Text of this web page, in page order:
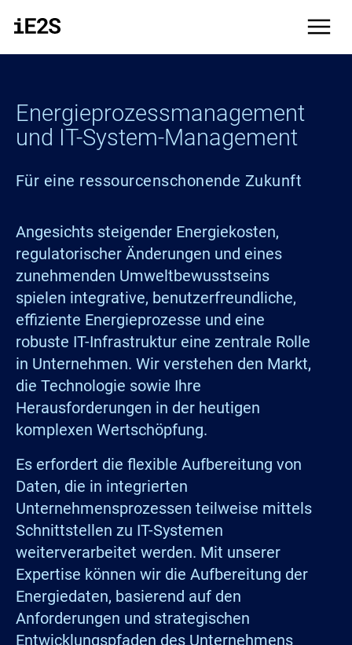
menu
Energieprozessmanagement
und IT-System-Management
Für eine ressourcenschonende Zukunft
Angesichts steigender Energiekosten,
regulatorischer Änderungen und eines
zunehmenden Umweltbewusstseins
spielen integrative, benutzerfreundliche,
effiziente Energieprozesse und eine
robuste IT-Infrastruktur eine zentrale Rolle
in Unternehmen. Wir verstehen den Markt,
die Technologie sowie Ihre
Herausforderungen in der heutigen
komplexen Wertschöpfung.
Es erfordert die flexible Aufbereitung von
Daten, die in integrierten
Unternehmensprozessen teilweise mittels
Schnittstellen zu IT-Systemen
weiterverarbeitet werden. Mit unserer
Expertise können wir die Aufbereitung der
Energiedaten, basierend auf den
Anforderungen und strategischen
Entwicklungspfaden des Unternehmens